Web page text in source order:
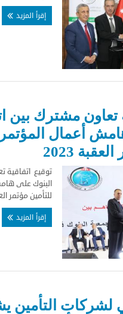
إقرأ المزيد
تعاون مشترك بين
أعمال
2023
توقيع اتفاقية
البنوك على
للتأمين مؤتمر
إقرأ المزيد
لشركات